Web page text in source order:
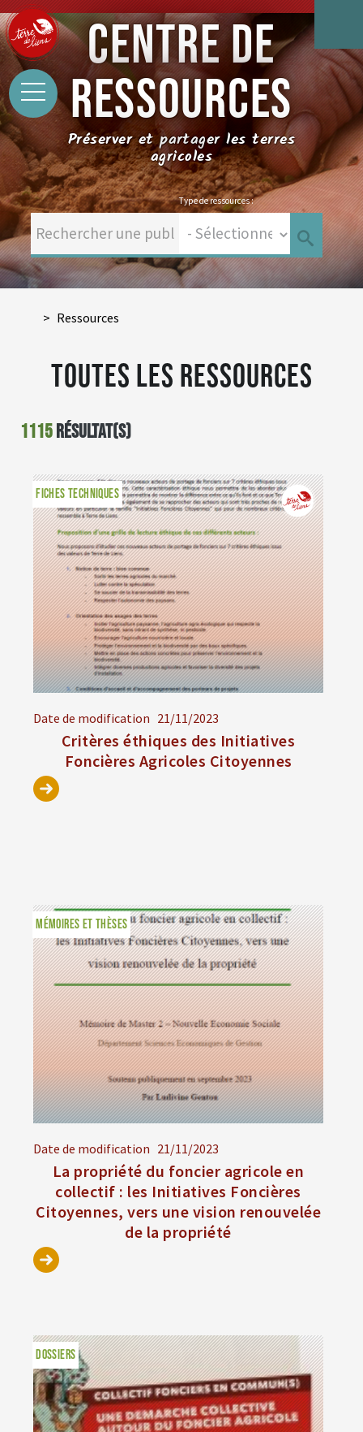
CENTRE DE
RESSOURCES
Préserver et partager les terres
agricoles
Type de ressources :
Ressources
Toutes les ressources
1115résultat(s)
Date de modification 21/11/2023
Critères éthiques des Initiatives
Foncières Agricoles Citoyennes
FICHES TECHNIQUES
Date de modification 21/11/2023
La propriété du foncier agricole en
collectif : les Initiatives Foncières
Citoyennes, vers une vision renouvelée
de la propriété
MÉMOIRES ET THÈSES
DOSSIERS